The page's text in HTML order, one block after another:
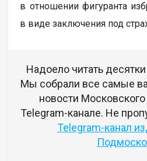
в отношении фигуранта
в виде заключения под
Надоело читать
Мы собрали все самые
новости
Telegram-канале. Не
Telegram-канал